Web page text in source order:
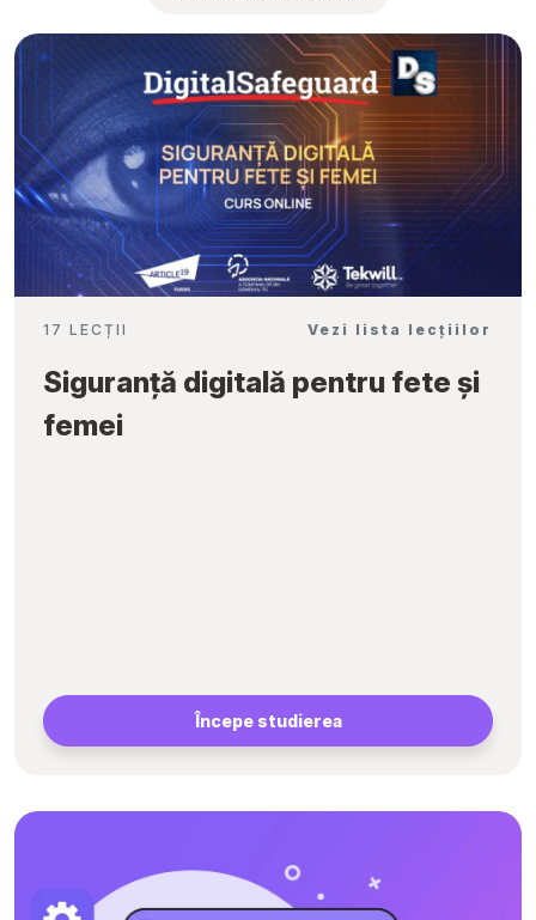
17 LECȚII Vezi lista lecțiilor
Siguranță digitală pentru fete și
femei
Începe studierea